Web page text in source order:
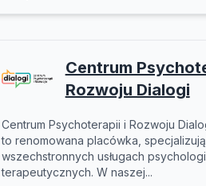
Centrum
Rozwoju Dialogi
Centrum Psychoterapii i Rozwoju
to renomowana placówka,
wszechstronnych usługach
terapeutycznych. W naszej...